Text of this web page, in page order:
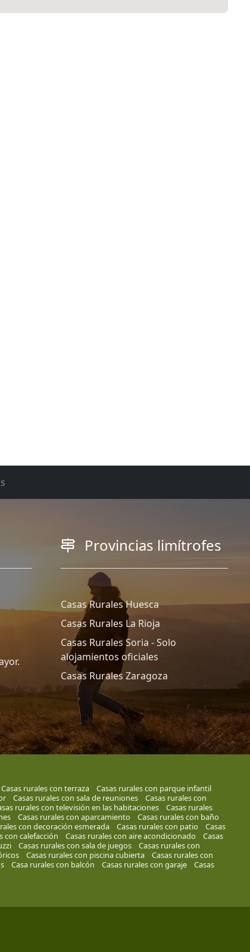
Provincias limítrofes
Casas Rurales Huesca
Casas Rurales La Rioja
Casas Rurales Soria - Solo
alojamientos oficiales
Casas Rurales Zaragoza
Casas rurales con terraza
Casas rurales con parque infantil
Casas rurales con sala de reuniones
Casas rurales con
rurales con televisión en las habitaciones
Casas rurales
Casas rurales con aparcamiento
Casas rurales con baño
con decoración esmerada Casas rurales con patio
Casas
con calefacción Casas rurales con aire acondicionado
Casas
Casas rurales con sala de juegos
Casas rurales con
Casas rurales con piscina cubierta
Casas rurales con
Casa rurales con balcón Casas rurales con garaje
Casas